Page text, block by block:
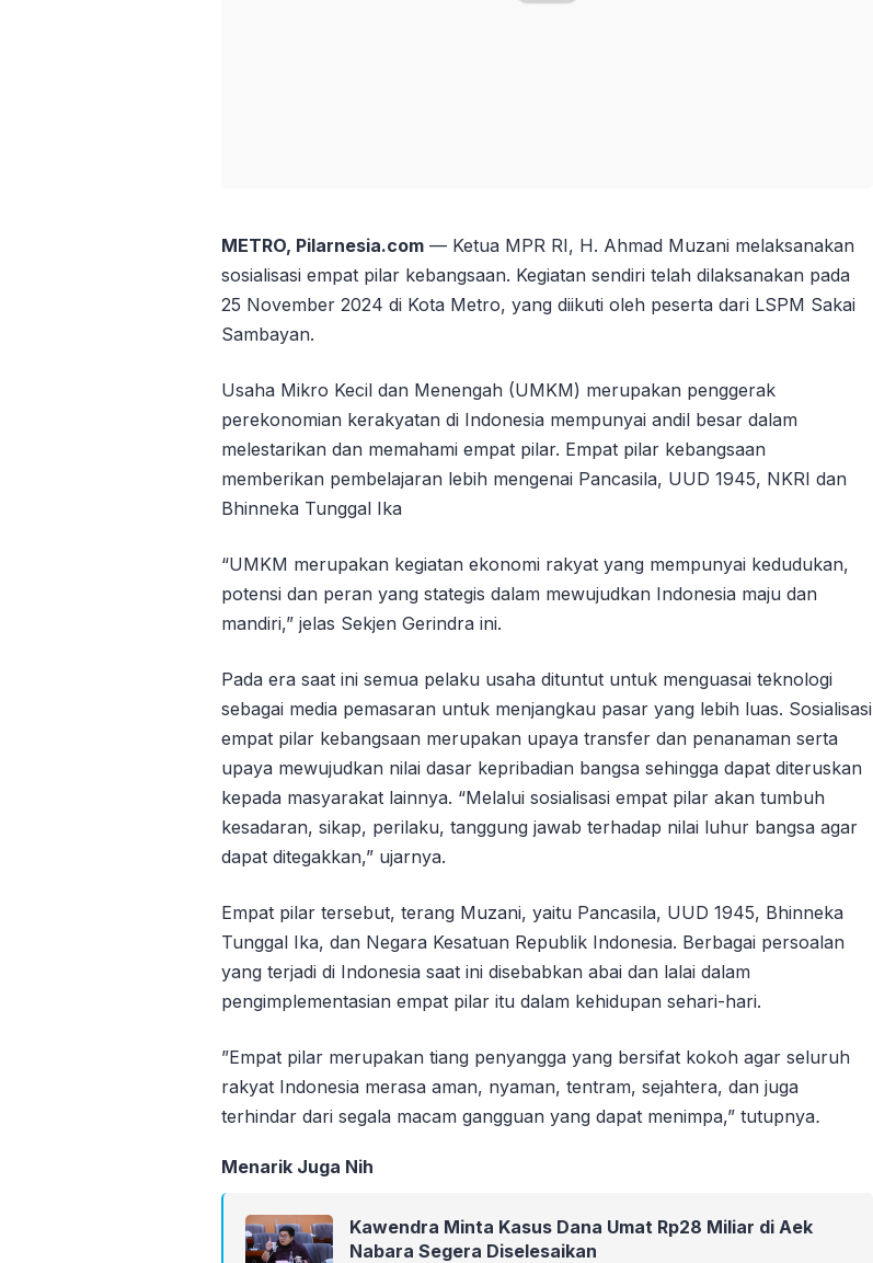
METRO, Pilarnesia.com — Ketua MPR RI, H. Ahmad Muzani melaksanakan
sosialisasi empat pilar kebangsaan. Kegiatan sendiri telah dilaksanakan pada
25 November 2024 di Kota Metro, yang diikuti oleh peserta dari LSPM Sakai
Sambayan.
Usaha Mikro Kecil dan Menengah (UMKM) merupakan penggerak
perekonomian kerakyatan di Indonesia mempunyai andil besar dalam
melestarikan dan memahami empat pilar. Empat pilar kebangsaan
memberikan pembelajaran lebih mengenai Pancasila, UUD 1945, NKRI dan
Bhinneka Tunggal Ika
“UMKM merupakan kegiatan ekonomi rakyat yang mempunyai kedudukan,
potensi dan peran yang stategis dalam mewujudkan Indonesia maju dan
mandiri,” jelas Sekjen Gerindra ini.
Pada era saat ini semua pelaku usaha dituntut untuk menguasai teknologi
sebagai media pemasaran untuk menjangkau pasar yang lebih luas. Sosialisasi
empat pilar kebangsaan merupakan upaya transfer dan penanaman serta
upaya mewujudkan nilai dasar kepribadian bangsa sehingga dapat diteruskan
kepada masyarakat lainnya. “Melalui sosialisasi empat pilar akan tumbuh
kesadaran, sikap, perilaku, tanggung jawab terhadap nilai luhur bangsa agar
dapat ditegakkan,” ujarnya.
Empat pilar tersebut, terang Muzani, yaitu Pancasila, UUD 1945, Bhinneka
Tunggal Ika, dan Negara Kesatuan Republik Indonesia. Berbagai persoalan
yang terjadi di Indonesia saat ini disebabkan abai dan lalai dalam
pengimplementasian empat pilar itu dalam kehidupan sehari-hari.
”Empat pilar merupakan tiang penyangga yang bersifat kokoh agar seluruh
rakyat Indonesia merasa aman, nyaman, tentram, sejahtera, dan juga
terhindar dari segala macam gangguan yang dapat menimpa,” tutupnya.
Menarik Juga Nih
Kawendra Minta Kasus Dana Umat Rp28 Miliar di Aek
Nabara Segera Diselesaikan